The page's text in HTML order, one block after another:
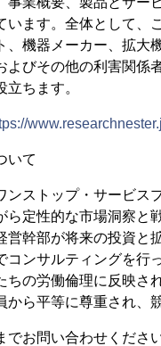
います。全体として、
、機器メーカー、拡大
よびその他の利害関係
ちます。
いて
ンストップ・サービ
ら定性的な市場洞察と
営幹部が将来の投資
コンサルティングを行
ちの労働倫理に反映さ
ら平等に尊重され、
お問い合わせください